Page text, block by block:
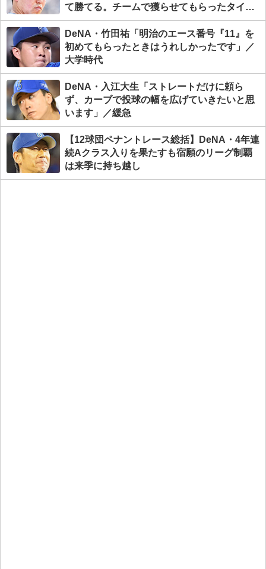
て勝てる。チームで獲らせてもらったタイト
ルです」
DeNA・竹田祐「明治のエース番号『11』を
初めてもらったときはうれしかったです」／
大学時代
DeNA・入江大生「ストレートだけに頼ら
ず、カーブで投球の幅を広げていきたいと思
います」／緩急
【12球団ペナントレース総括】DeNA・4年連
続Aクラス入りを果たすも宿願のリーグ制覇
は来季に持ち越し